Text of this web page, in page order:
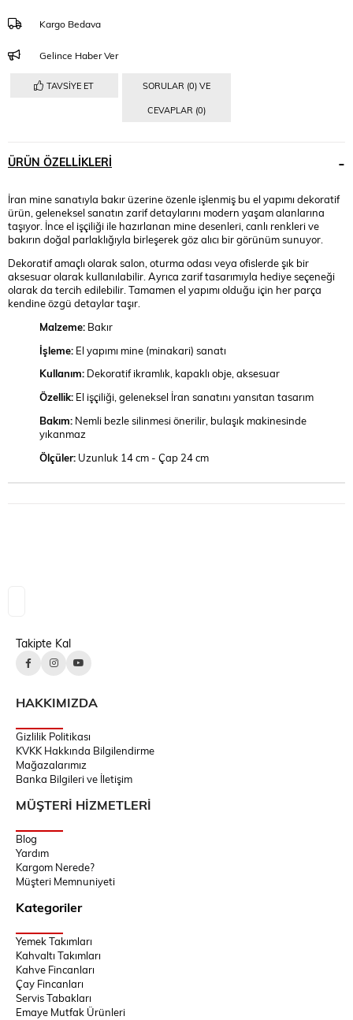
Kargo Bedava
Gelince Haber Ver
TAVSIYE ET SORULAR (0) VE
CEVAPLAR (0)
ÜRÜN ÖZELLIKLERI
İran mine sanatıyla bakır üzerine özenle işlenmiş bu el yapımı dekoratif
ürün, geleneksel sanatın zarif detaylarını modern yaşam alanlarına
taşıyor. İnce el işçiliği ile hazırlanan mine desenleri, canlı renkleri ve
bakırın doğal parlaklığıyla birleşerek göz alıcı bir görünüm sunuyor.
Dekoratif amaçlı olarak salon, oturma odası veya ofislerde şık bir
aksesuar olarak kullanılabilir. Ayrıca zarif tasarımıyla hediye seçeneği
olarak da tercih edilebilir. Tamamen el yapımı olduğu için her parça
kendine özgü detaylar taşır.
Malzeme: Bakır
İşleme: El yapımı mine (minakari) sanatı
Kullanım: Dekoratif ikramlık, kapaklı obje, aksesuar
Özellik: El işçiliği, geleneksel İran sanatını yansıtan tasarım
Bakım: Nemli bezle silinmesi önerilir, bulaşık makinesinde
yıkanmaz
Ölçüler: Uzunluk 14 cm - Çap 24 cm
Takipte Kal
HAKKIMIZDA
Gizlilik Politikası
KVKK Hakkında Bilgilendirme
Mağazalarımız
Banka Bilgileri ve İletişim
MÜŞTERİ HİZMETLERİ
Blog
Yardım
Kargom Nerede?
Müşteri Memnuniyeti
Kategoriler
Yemek Takımları
Kahvaltı Takımları
Kahve Fincanları
Çay Fincanları
Servis Tabakları
Emaye Mutfak Ürünleri